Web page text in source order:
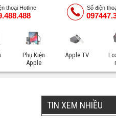
thoại Hotline Số điện
Phụ Kiện
Apple
Apple TV
TIN XEM NHIỀU